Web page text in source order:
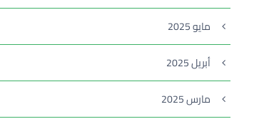
مايو 2025
أبريل 2025
مارس 2025